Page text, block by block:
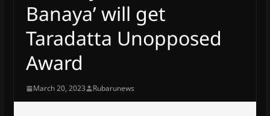
Banaya’ will get
Taradatta Unopposed
Award
March 20, 2023 Rubarunews